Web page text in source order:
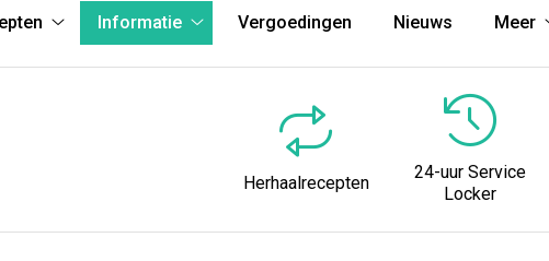
Herhaalrecepten
submenu
Informatie
Informatie
submenu
Vergoedingen Nieuws
Meer
Herhaalrecepten
24-uur Service
Locker